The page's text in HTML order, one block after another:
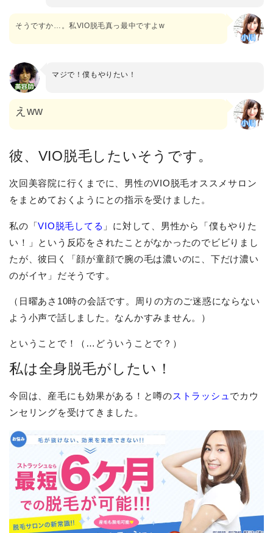
そうですか…。私VIO脱毛真っ最中ですよw
マジで！僕もやりたい！
えww
彼、VIO脱毛したいそうです。
次回美容院に行くまでに、男性のVIO脱毛オススメサロン
をまとめておくようにとの指示を受けました。
私の「VIO脱毛してる 」に対して、男性から「僕もやりた
い！」という反応をされたことがなかったのでビビりまし
たが、彼曰く「顔が童顔で腕の毛は濃いのに、下だけ濃い
のがイヤ」だそうです。
（日曜あさ10時の会話です。周りの方のご迷惑にならない
よう小声で話しました。なんかすみません。）
ということで！（…どういうことで？）
私は全身脱毛がしたい！
今回は、産毛にも効果がある！と噂のストラッシュ でカウ
ンセリングを受けてきました。